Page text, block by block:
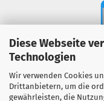
Diese Webseite
Technologien
Wir verwenden Cookies
Drittanbietern, um die
gewährleisten, die